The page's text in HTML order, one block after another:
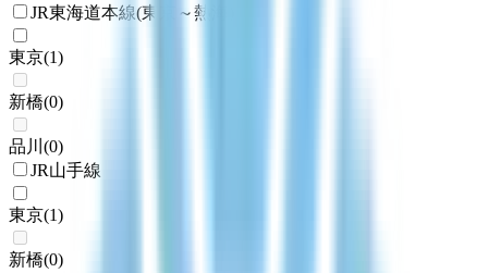
JR東海道本線(東京～熱海)
東京(1)
新橋(0)
品川 (0)
JR山手線
東京(1)
新橋(0)